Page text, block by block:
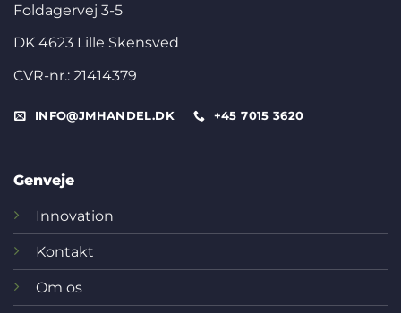
Foldagervej 3-5
DK 4623 Lille Skensved
CVR-nr.: 21414379
INFO@JMHANDEL.DK +45 7015 3620
Genveje
Innovation
Kontakt
Om os